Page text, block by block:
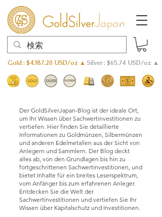
Gold : $4387.20 USD/oz ▲ Silver : $65.74 USD/oz ▲
Der GoldSilverJapan-Blog ist der ideale Ort,
um Ihr Wissen über Sachwertinvestitionen zu
vertiefen. Hier finden Sie detaillierte
Informationen zu Goldmünzen, Silbermünzen
und anderen Edelmetallen aus der Sicht von
Anlegern und Sammlern. Der Blog deckt
alles ab, von den Grundlagen bis hin zu
fortgeschrittenen Sachwertinvestitionen, und
bietet Inhalte für ein breites Leserspektrum,
vom Anfänger bis zum erfahrenen Anleger.
Entdecken Sie die Welt der
Sachwertinvestitionen und vertiefen Sie Ihr
Wissen über Kapitalschutz und Investitionen.